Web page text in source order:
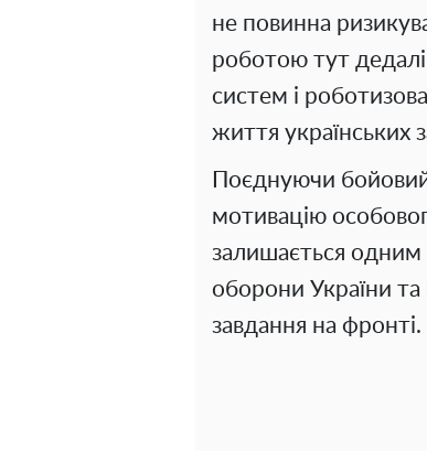
не повинна
роботою тут
систем і
життя українських
Поєднуючи бойовий
мотивацію
залишається одним
оборони України
завдання на фронті.